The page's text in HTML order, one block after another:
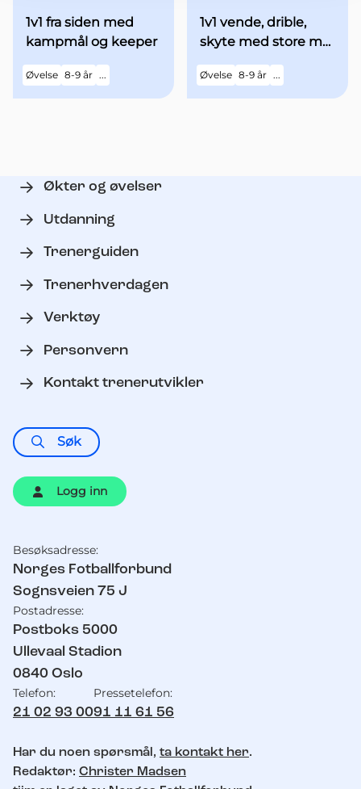
1v1 fra siden med
kampmål og keeper
Øvelse 8-9 år ...
1v1 vende, drible,
skyte med store mål
og keeper
Øvelse 8-9 år ...
Økter og øvelser
Utdanning
Trenerguiden
Trenerhverdagen
Verktøy
Personvern
Kontakt trenerutvikler
Søk
Logg inn
Kontaktinformasjon
Besøksadresse:
Norges Fotballforbund
Sognsveien 75 J
Postadresse:
Postboks 5000
Ullevaal Stadion
0840 Oslo
Telefon:
21 02 93 00
Pressetelefon:
91 11 61 56
Har du noen spørsmål, ta kontakt her.
Redaktør: Christer Madsen